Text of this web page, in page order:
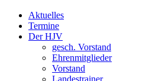
Aktuelles
Termine
Der HJV
gesch. Vorstand
Ehrenmitglieder
Vorstand